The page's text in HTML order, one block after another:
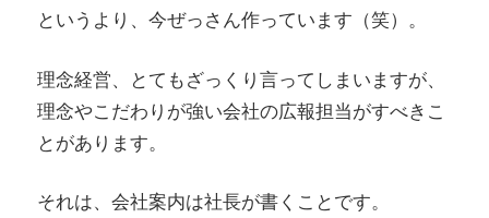
というより、今ぜっさん作っています（笑）。
理念経営、とてもざっくり言ってしまいますが、
理念やこだわりが強い会社の広報担当がすべきこ
とがあります。
それは、会社案内は社長が書くことです。